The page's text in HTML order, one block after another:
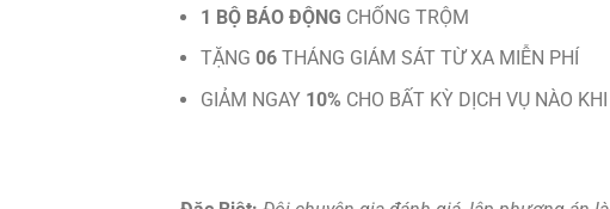
1 BỘ BÁO ĐỘNG CHỐNG TRỘM
TẶNG 06 THÁNG GIÁM SÁT TỪ XA MIỄN PHÍ
GIẢM NGAY 10% CHO BẤT KỲ DỊCH VỤ NÀO